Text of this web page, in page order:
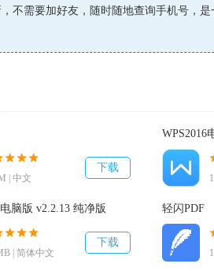
有效果，可以让你快速的完成认证；
时更新，不需要加好友，随时随地查询
不需要加好友，随时随地查询手机号，
| 中文
下载
WPS2016
脑版 v2.2.13 纯净版
| 简体中文
下载
轻闪PDF